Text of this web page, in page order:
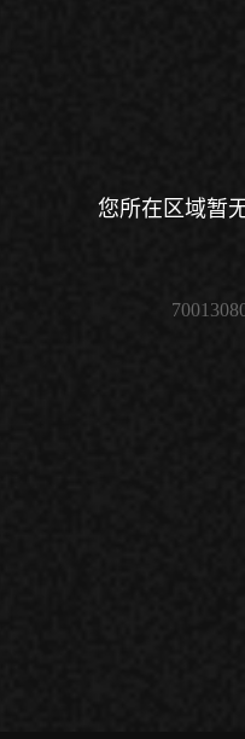
您所在区域暂